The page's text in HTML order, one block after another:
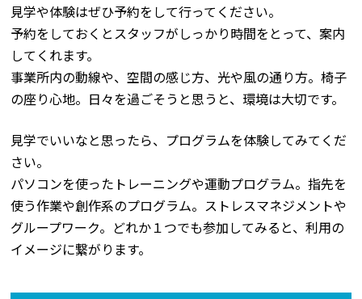
見学や体験はぜひ予約をして行ってください。
予約をしておくとスタッフがしっかり時間をとって、案内
してくれます。
事業所内の動線や、空間の感じ方、光や風の通り方。椅子
の座り心地。日々を過ごそうと思うと、環境は大切です。
見学でいいなと思ったら、プログラムを体験してみてくだ
さい。
パソコンを使ったトレーニングや運動プログラム。指先を
使う作業や創作系のプログラム。ストレスマネジメントや
グループワーク。どれか１つでも参加してみると、利用の
イメージに繋がります。